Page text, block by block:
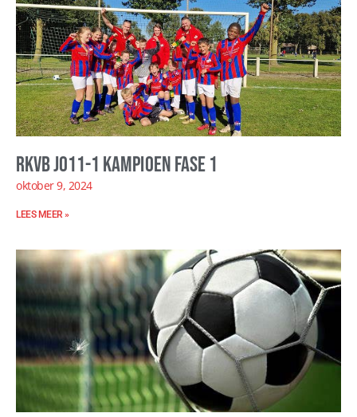
RKVB JO11-1 kampioen fase 1
oktober 9, 2024
LEES MEER »